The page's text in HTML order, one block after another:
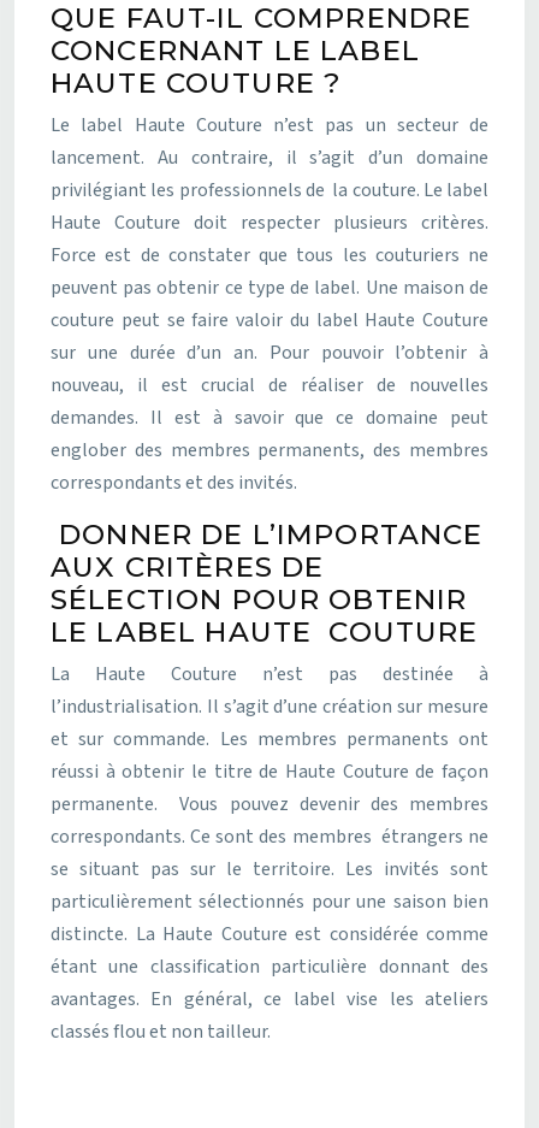
QUE FAUT-IL COMPRENDRE
CONCERNANT LE LABEL
HAUTE COUTURE ?
Le label Haute Couture n’est pas un secteur de
lancement. Au contraire, il s’agit d’un domaine
privilégiant les professionnels de la couture. Le label
Haute Couture doit respecter plusieurs critères.
Force est de constater que tous les couturiers ne
peuvent pas obtenir ce type de label. Une maison de
couture peut se faire valoir du label Haute Couture
sur une durée d’un an. Pour pouvoir l’obtenir à
nouveau, il est crucial de réaliser de nouvelles
demandes. Il est à savoir que ce domaine peut
englober des membres permanents, des membres
correspondants et des invités.
DONNER DE L’IMPORTANCE
AUX CRITÈRES DE
SÉLECTION POUR OBTENIR
LE LABEL HAUTE COUTURE
La Haute Couture n’est pas destinée à
l’industrialisation. Il s’agit d’une création sur mesure
et sur commande. Les membres permanents ont
réussi à obtenir le titre de Haute Couture de façon
permanente. Vous pouvez devenir des membres
correspondants. Ce sont des membres étrangers ne
se situant pas sur le territoire. Les invités sont
particulièrement sélectionnés pour une saison bien
distincte. La Haute Couture est considérée comme
étant une classification particulière donnant des
avantages. En général, ce label vise les ateliers
classés flou et non tailleur.